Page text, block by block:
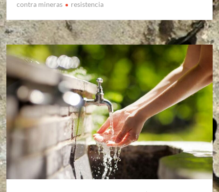
contra mineras resistencia